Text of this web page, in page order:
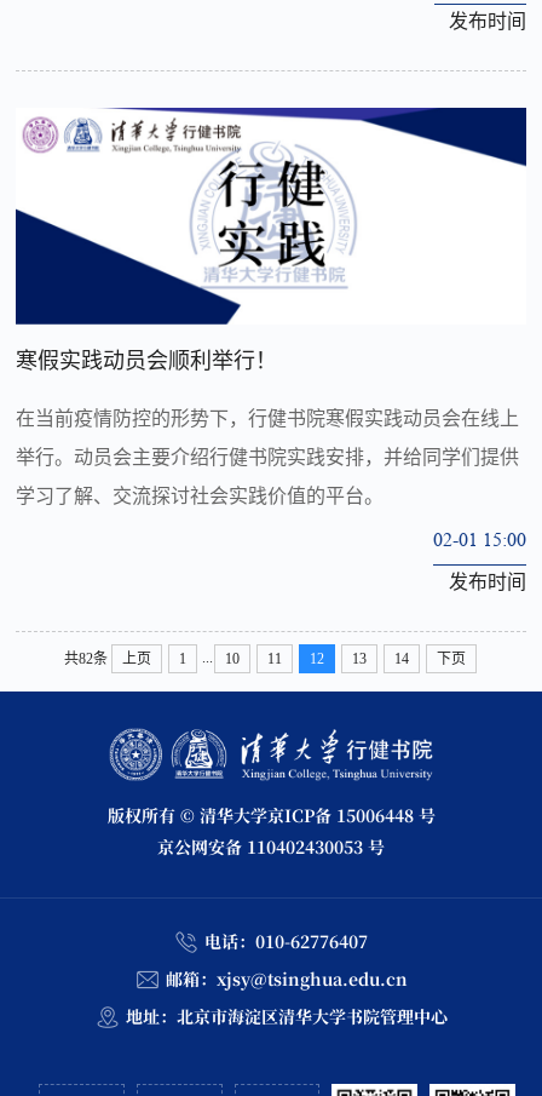
发布时间
寒假实践动员会顺利举行！
在当前疫情防控的形势下，行健书院寒假实践动员会在线上
举行。动员会主要介绍行健书院实践安排，并给同学们提供
学习了解、交流探讨社会实践价值的平台。
02-01 15:00
发布时间
共82条 上页 1 10 11 12 13 14 下页
版权所有 © 清华大学京ICP备 15006448 号
京公网安备 110402430053 号
电话： 010-62776407
邮箱： xjsy@tsinghua.edu.cn
地址： 北京市海淀区清华大学书院管理中心